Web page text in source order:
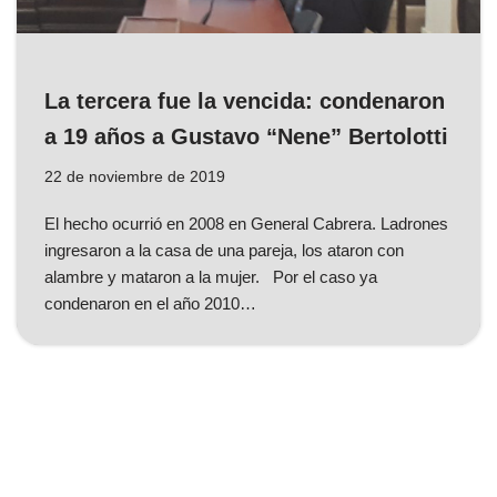
La tercera fue la vencida: condenaron
a 19 años a Gustavo “Nene” Bertolotti
22 de noviembre de 2019
El hecho ocurrió en 2008 en General Cabrera. Ladrones
ingresaron a la casa de una pareja, los ataron con
alambre y mataron a la mujer. Por el caso ya
condenaron en el año 2010…